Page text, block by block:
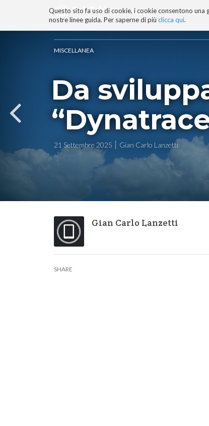
Questo sito fa uso di cookie, i cookie consentono
nostre linee guida. Per saperne di più clicca qui.
BLOG
ai
contenuti.
|
Salta
alla
navigazione
MISCELLANEA
Da
21 Settembre 2025 Gian Carlo Lanzetti
Gian Carlo Lanzetti
SHARE